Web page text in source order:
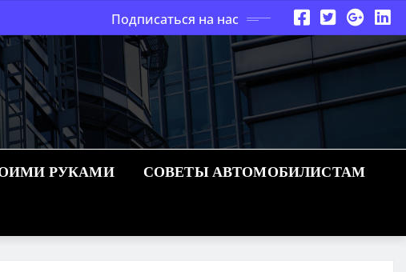
Подписаться на нас
РУКАМИ СОВЕТЫ АВТОМОБИЛИСТАМ